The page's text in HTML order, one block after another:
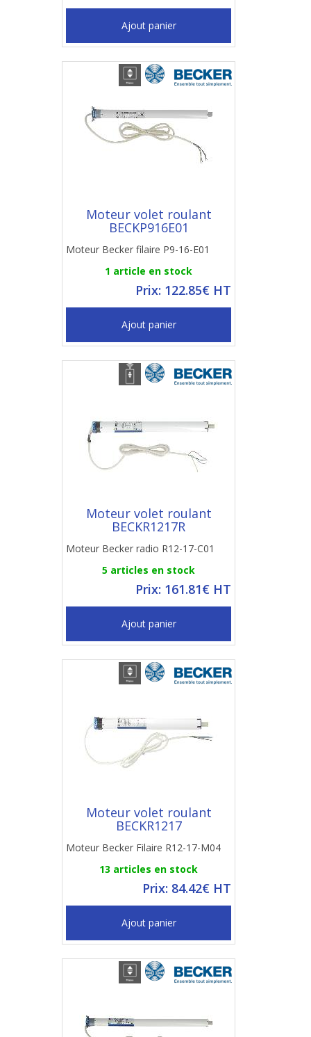
Ajout panier
Moteur volet roulant
BECKP916E01
Moteur Becker filaire P9-16-E01
1 article en stock
Prix: 122.85€ HT
Ajout panier
Moteur volet roulant
BECKR1217R
Moteur Becker radio R12-17-C01
5 articles en stock
Prix: 161.81€ HT
Ajout panier
Moteur volet roulant
BECKR1217
Moteur Becker Filaire R12-17-M04
13 articles en stock
Prix: 84.42€ HT
Ajout panier